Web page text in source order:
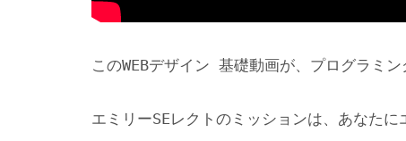
このWEBデザイン 基礎動画が、プログラミ
エミリーSEレクトのミッションは、あなたに